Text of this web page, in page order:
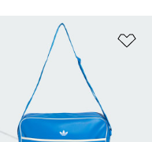
zetten